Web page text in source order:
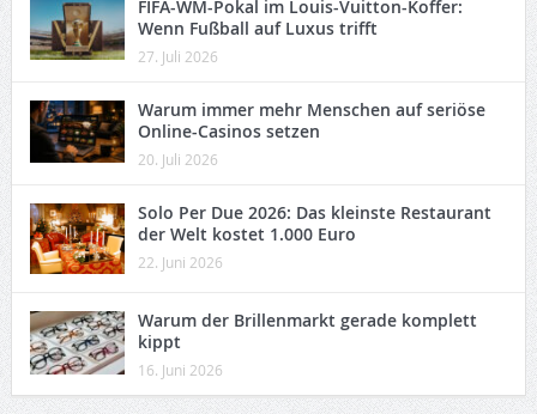
FIFA-WM-Pokal im Louis-Vuitton-Koffer:
Wenn Fußball auf Luxus trifft
27. Juli 2026
Warum immer mehr Menschen auf seriöse
Online-Casinos setzen
20. Juli 2026
Solo Per Due 2026: Das kleinste Restaurant
der Welt kostet 1.000 Euro
22. Juni 2026
Warum der Brillenmarkt gerade komplett
kippt
16. Juni 2026